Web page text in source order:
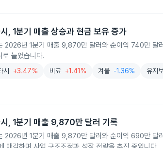
, 1분기 매출 상승과 현금 보유 증가
2026년 1분기 매출 9,870만 달러와 순이익 740만 달
늘었습니다.
시 +3.47% 비료 +1.41% 겨울 -1.36% 유지
, 1분기 매출 9,870만 달러 기록
2026년 1분기 매출 9,870만 달러와 순이익 690만